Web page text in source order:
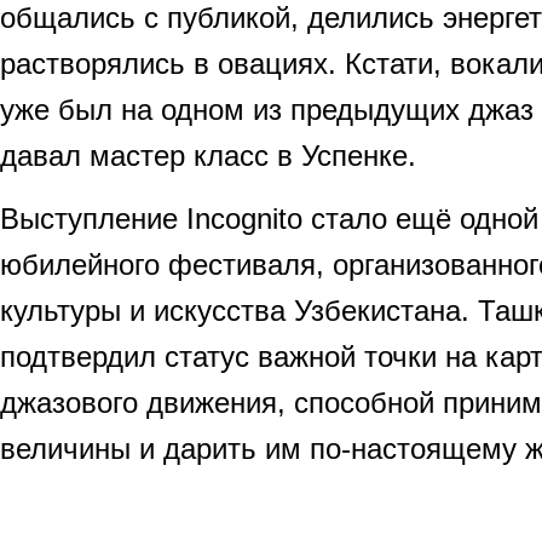
общались с публикой, делились
растворялись в овациях. Кстати,
уже был на одном из предыдущих
давал мастер класс в Успенке.
Выступление Incognito стало ещё
юбилейного фестиваля,
культуры и искусства Узбекистана.
подтвердил статус важной точки на
джазового движения, способной
величины и дарить им по-настоящему